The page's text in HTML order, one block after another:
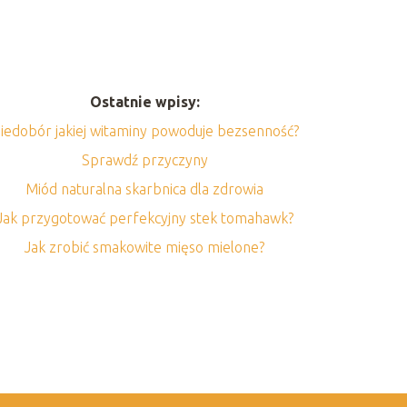
Ostatnie wpisy:
jakiej witaminy powoduje bezsenność?
Sprawdź przyczyny
Miód naturalna skarbnica dla zdrowia
przygotować perfekcyjny stek tomahawk?
Jak zrobić smakowite mięso mielone?